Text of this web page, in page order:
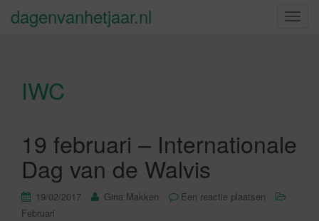
S
a
dagenvanhetjaar.nl
IWC
19 februari – Internationale
Dag van de Walvis
19/02/2017 Gina Makken
Een reactie plaatsen
Februari